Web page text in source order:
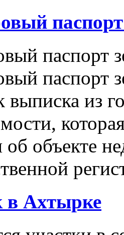
паспорт
паспорт
выписка из
об объекте
в Ахтырке